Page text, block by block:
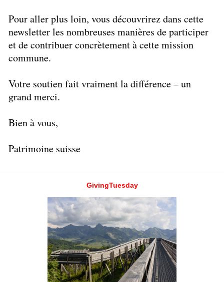
Pour aller plus loin, vous découvrirez dans cette
newsletter les nombreuses manières de participer
et de contribuer concrètement à cette mission
commune.
Votre soutien fait vraiment la différence – un
grand merci.
Bien à vous,
Patrimoine suisse
GivingTuesday